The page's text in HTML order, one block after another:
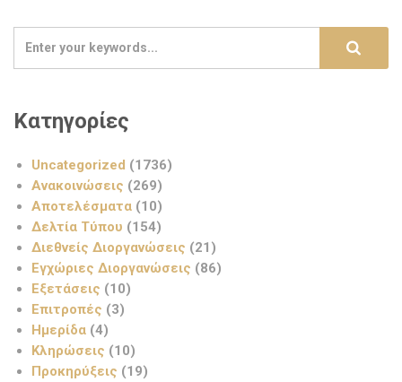
Κατηγορίες
Uncategorized (1736)
Ανακοινώσεις (269)
Αποτελέσματα (10)
Δελτία Τύπου (154)
Διεθνείς Διοργανώσεις (21)
Εγχώριες Διοργανώσεις (86)
Εξετάσεις (10)
Επιτροπές (3)
Ημερίδα (4)
Κληρώσεις (10)
Προκηρύξεις (19)